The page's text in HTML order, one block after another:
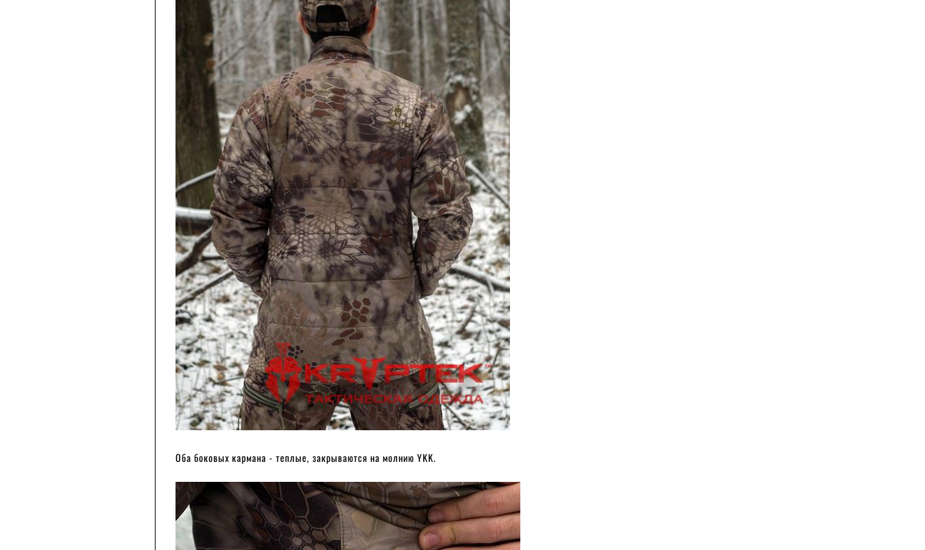
Оба боковых кармана - теплые, закрываются на молнию YKK.